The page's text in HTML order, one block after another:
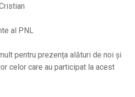
al PNL
pentru prezența alături de noi și
celor care au participat la acest